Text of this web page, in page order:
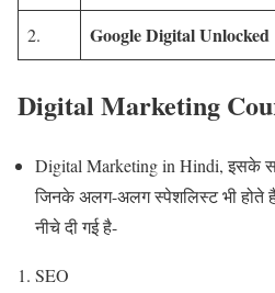
2. Google Digital Unlocked
Digital Marketing
Digital Marketing in Hindi, इसके
जिनके अलग-अलग स्पेशलिस्ट भी होते
नीचे दी गई है-
SEO